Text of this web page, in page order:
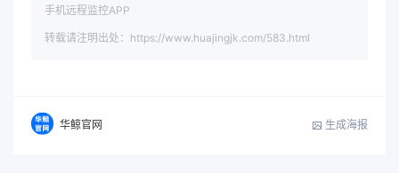
手机远程监控APP
转载请注明出处：https://www.huajingjk.com/583.html
华鲸官网 生成海报